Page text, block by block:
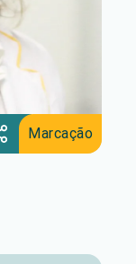
Marcação